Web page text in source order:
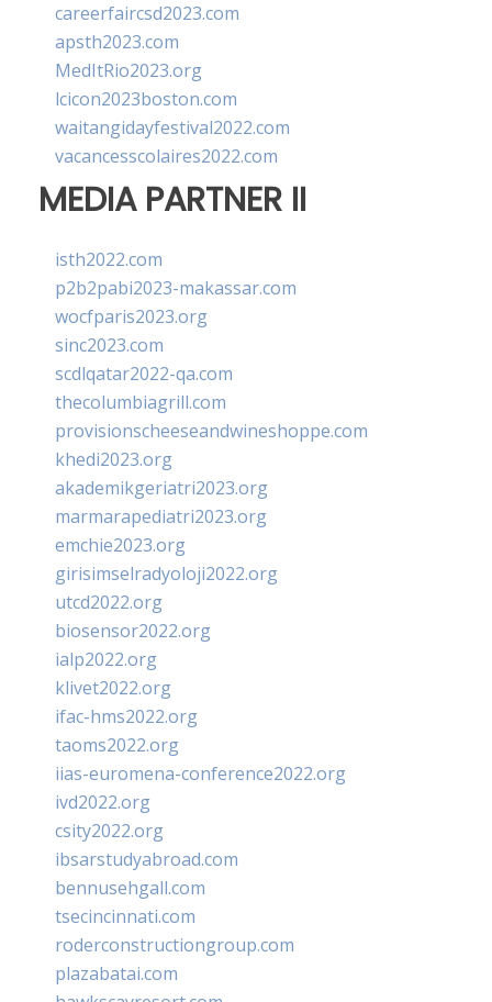
careerfaircsd2023.com
apsth2023.com
MedItRio2023.org
lcicon2023boston.com
waitangidayfestival2022.com
vacancesscolaires2022.com
MEDIA PARTNER II
isth2022.com
p2b2pabi2023-makassar.com
wocfparis2023.org
sinc2023.com
scdlqatar2022-qa.com
thecolumbiagrill.com
provisionscheeseandwineshoppe.com
khedi2023.org
akademikgeriatri2023.org
marmarapediatri2023.org
emchie2023.org
girisimselradyoloji2022.org
utcd2022.org
biosensor2022.org
ialp2022.org
klivet2022.org
ifac-hms2022.org
taoms2022.org
iias-euromena-conference2022.org
ivd2022.org
csity2022.org
ibsarstudyabroad.com
bennusehgall.com
tsecincinnati.com
roderconstructiongroup.com
plazabatai.com